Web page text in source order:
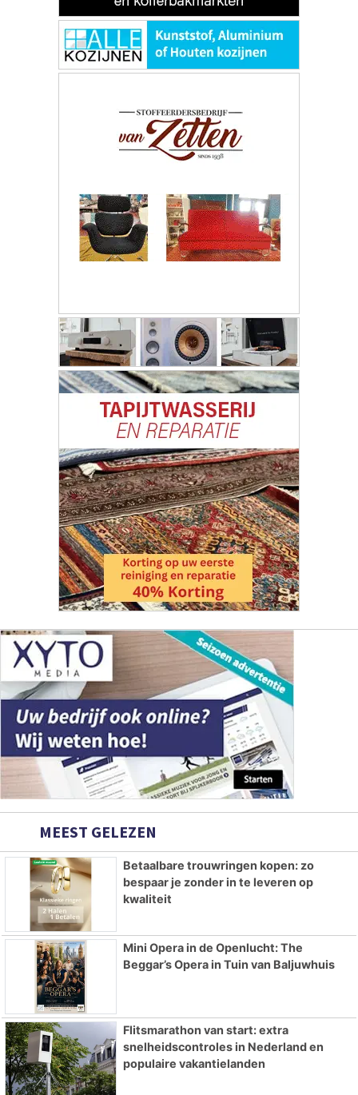
MEEST GELEZEN
Betaalbare trouwringen kopen: zo
bespaar je zonder in te leveren op
kwaliteit
Mini Opera in de Openlucht: The
Beggar’s Opera in Tuin van Baljuwhuis
Flitsmarathon van start: extra
snelheidscontroles in Nederland en
populaire vakantielanden